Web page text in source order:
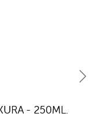
- 250ML.